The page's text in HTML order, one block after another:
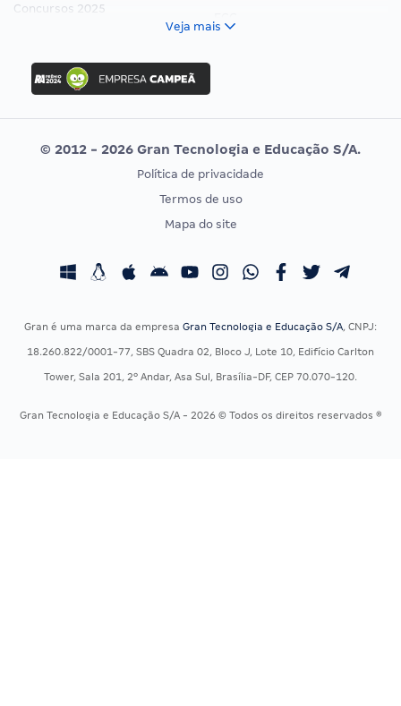
Concursos 2025
Concurso Ibama
Concurso MPU
Editais publicados
Vunesp
CONCURSOS POR PROFISSÃO
Concursos Fiscais
Concursos Saúde
Residência Multiprofissional
EXAME DE ORDEM
Calendário OAB
Veja mais
© 2012 - 2026 Gran Tecnologia e Educação S/A.
Política de privacidade
Termos de uso
Mapa do site
Gran é uma marca da empresa Gran Tecnologia e Educação S/A, CNPJ:
18.260.822/0001-77, SBS Quadra 02, Bloco J, Lote 10, Edifício Carlton
Tower, Sala 201, 2º Andar, Asa Sul, Brasília-DF, CEP 70.070-120.
Gran Tecnologia e Educação S/A - 2026 © Todos os direitos reservados ®